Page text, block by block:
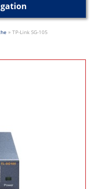
» TP-Link SG-105